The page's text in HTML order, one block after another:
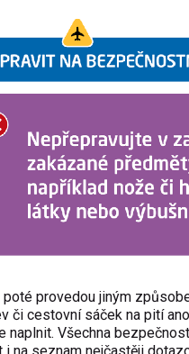
provedou jiným
či cestovní sáček na pití
Všechna